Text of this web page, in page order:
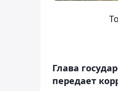
Глава
передает